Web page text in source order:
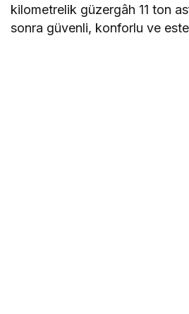
kilometrelik güzergâh 11 ton
sonra güvenli, konforlu ve